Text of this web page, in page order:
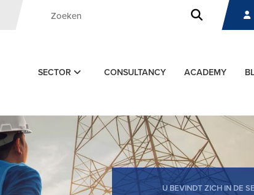
SECTOR CONSULTANCY ACADEMY
U BEVINDT ZICH IN DE